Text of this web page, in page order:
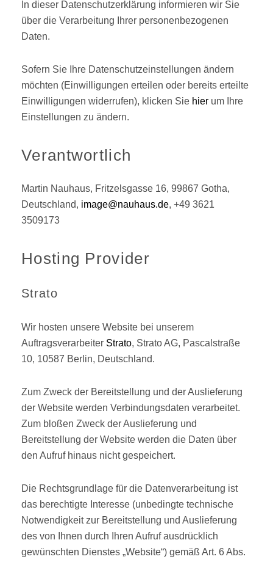
In dieser Datenschutzerklärung informieren wir Sie
über die Verarbeitung Ihrer personenbezogenen
Daten.
Sofern Sie Ihre Datenschutzeinstellungen ändern
möchten (Einwilligungen erteilen oder bereits erteilte
Einwilligungen widerrufen), klicken Sie hier um Ihre
Einstellungen zu ändern.
Verantwortlich
Martin Nauhaus, Fritzelsgasse 16, 99867 Gotha,
Deutschland, image@nauhaus.de, +49 3621
3509173
Hosting Provider
Strato
Wir hosten unsere Website bei unserem
Auftragsverarbeiter Strato, Strato AG, Pascalstraße
10, 10587 Berlin, Deutschland.
Zum Zweck der Bereitstellung und der Auslieferung
der Website werden Verbindungsdaten verarbeitet.
Zum bloßen Zweck der Auslieferung und
Bereitstellung der Website werden die Daten über
den Aufruf hinaus nicht gespeichert.
Die Rechtsgrundlage für die Datenverarbeitung ist
das berechtigte Interesse (unbedingte technische
Notwendigkeit zur Bereitstellung und Auslieferung
des von Ihnen durch Ihren Aufruf ausdrücklich
gewünschten Dienstes „Website“) gemäß Art. 6 Abs.